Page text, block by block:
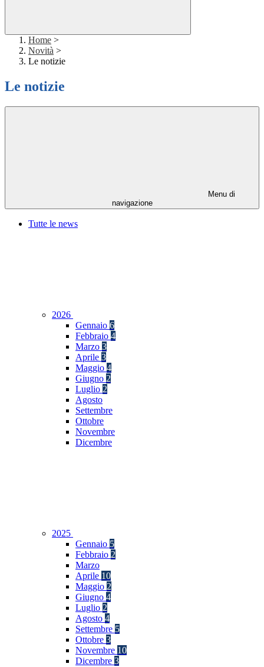
Home >
Novità >
Le notizie
Le notizie
Menu di
navigazione
Tutte le news
2026
Gennaio 6
Febbraio 4
Marzo 3
Aprile 3
Maggio 4
Giugno 2
Luglio 2
Agosto
Settembre
Ottobre
Novembre
Dicembre
2025
Gennaio 5
Febbraio 2
Marzo
Aprile 10
Maggio 2
Giugno 4
Luglio 2
Agosto 4
Settembre 5
Ottobre 3
Novembre 10
Dicembre 3